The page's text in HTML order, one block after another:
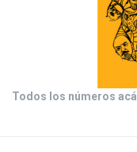
Todos los números acá